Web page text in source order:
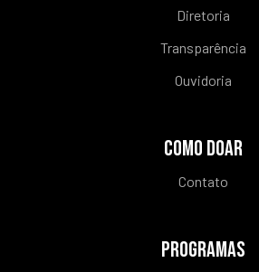
Diretoria
Transparência
Ouvidoria
COMO DOAR
Contato
PROGRAMAS